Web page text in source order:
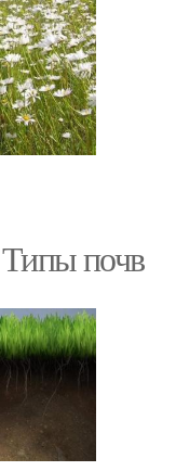
почв